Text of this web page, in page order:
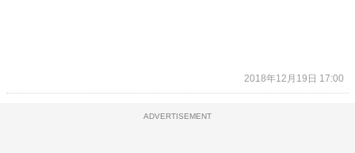
2018年12月19日 17:00
ADVERTISEMENT